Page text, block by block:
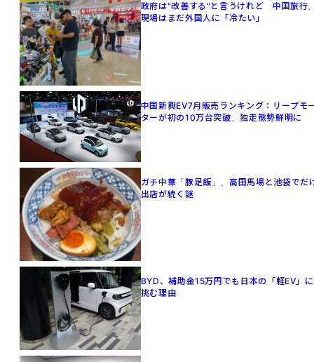
政府は"改善する"と言うけれど 中国旅行
現場はまだ外国人に「冷たい」
中国新興EV7月販売ランキング：リープモ
ターが初の10万台突破、独走態勢鮮明に
ガチ中華「豚足飯」、高田馬場と池袋でだ
出店が続く謎
BYD、補助金15万円でも日本の「軽EV」に
挑む理由